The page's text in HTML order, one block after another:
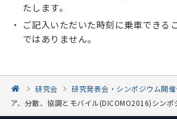
たします。
ご記入いただいた時刻に乗車できる
ではありません。
研究会 研究発表会・シンポジウム開
ア、分散、協調とモバイル(DICOMO2016)シンポ